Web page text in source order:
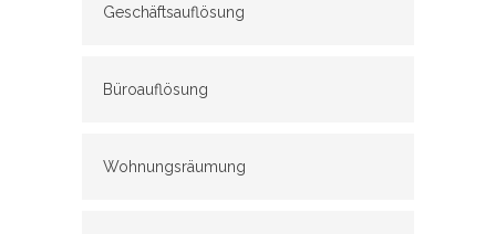
Geschäftsauflösung
Büroauflösung
Wohnungsräumung